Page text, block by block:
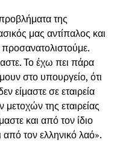
της
μας αντίπαλος και
Το έχω πει πάρα
στο υπουργείο, ότι
είμαστε σε εταιρεία
της εταιρείας
και από τον ίδιο
τον ελληνικό λαό».